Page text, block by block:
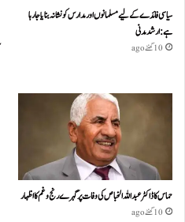
سیاسی فائدے کے لیے مسلمانوں اور مدارس کو نشانہ بنایا جا رہا
ہے: ارشد مدنی
10 گھنٹے ago
حماس کا ڈاکٹر عبداللہ الخباص کی وفات پر گہرے رنج وغم کااظہار
10 گھنٹے ago